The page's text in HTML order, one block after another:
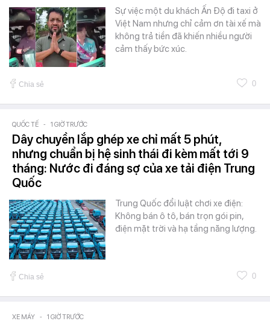
Sự việc một du khách Ấn Độ đi taxi ở
Việt Nam nhưng chỉ cảm ơn tài xế mà
không trả tiền đã khiến nhiều người
cảm thấy bức xúc.
Chia sẻ 0
QUỐC TẾ - 1 GIỜ TRƯỚC
Dây chuyền lắp ghép xe chỉ mất 5 phút,
nhưng chuẩn bị hệ sinh thái đi kèm mất tới 9
tháng: Nước đi đáng sợ của xe tải điện Trung
Quốc
Trung Quốc đổi luật chơi xe điện:
Không bán ô tô, bán trọn gói pin,
điện mặt trời và hạ tầng năng lượng.
Chia sẻ 0
XE MÁY - 1 GIỜ TRƯỚC